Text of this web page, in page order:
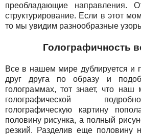
преобладающие направления.
структурирование. Если в этот
то мы увидим разнообразные
Голографичность
Все в нашем мире дублируется и
друг друга по образу и
голограммах, тот знает, что
голографической
голографическую картину
половину рисунка, а полный
резкий. Разделив еще половину